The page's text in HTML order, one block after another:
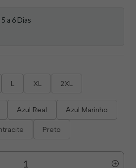
5 a 6 Dias
L XL 2XL
Azul Real Azul Marinho
Preto